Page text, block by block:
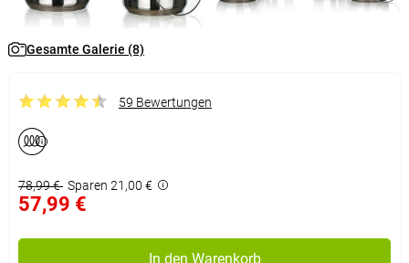
Gesamte Galerie (8)
59 Bewertungen
78,99 € Sparen 21,00 €
57,99 €
In den Warenkorb